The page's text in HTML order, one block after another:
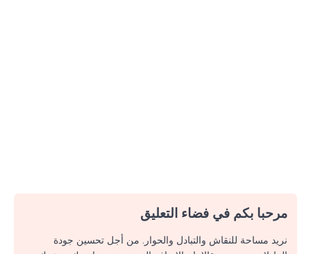
مرحبا بكم في فضاء التعليق
نريد مساحة للنقاش والتبادل والحوار. من أجل تحسين جودة